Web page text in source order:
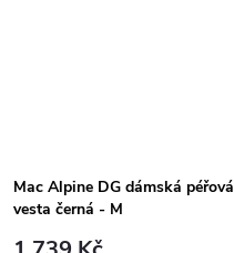
Mac Alpine DG dámská péřová
vesta černá - M